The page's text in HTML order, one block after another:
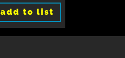
add to list